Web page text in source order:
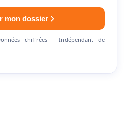
mon dossier
chiffrées · Indépendant de